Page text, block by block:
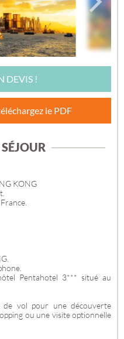
DEVIS !
le PDF
KONG
Pentahotel 3*** situé au
de vol pour une découverte
ou une visite optionnelle